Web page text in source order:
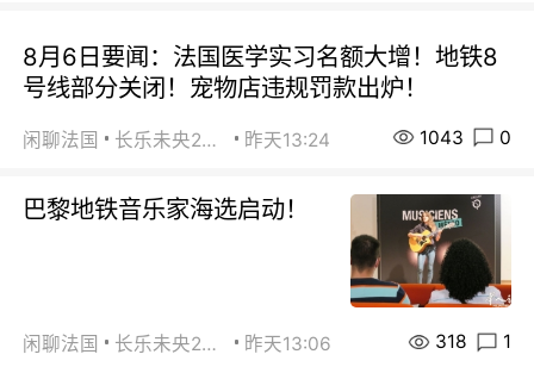
8月6日要闻：法国医学实习名额大增！地铁8
号线部分关闭！宠物店违规罚款出炉！
闲聊法国 长乐未央2015 昨天13:24 1043 0
巴黎地铁音乐家海选启动！
闲聊法国 长乐未央2015 昨天13:06 318 1